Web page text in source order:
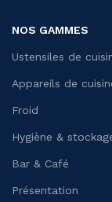
NOS GAMMES
Ustensiles de
Appareils de
Froid
Hygiène &
Bar & Café
Présentation